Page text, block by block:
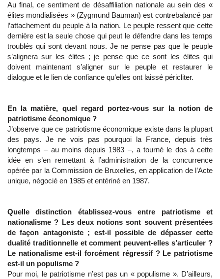
Au final, ce sentiment de désaffiliation nationale au sein des «
élites mondialisées » (Zygmund Bauman) est contrebalancé par
l’attachement du peuple à la nation. Le peuple ressent que cette
dernière est la seule chose qui peut le défendre dans les temps
troublés qui sont devant nous. Je ne pense pas que le peuple
s’alignera sur les élites ; je pense que ce sont les élites qui
doivent maintenant s’aligner sur le peuple et restaurer le
dialogue et le lien de confiance qu’elles ont laissé péricliter.
En la matière, quel regard portez-vous sur la notion de
patriotisme économique ?
J’observe que ce patriotisme économique existe dans la plupart
des pays. Je ne vois pas pourquoi la France, depuis très
longtemps – au moins depuis 1983 –, a tourné le dos à cette
idée en s’en remettant à l’administration de la concurrence
opérée par la Commission de Bruxelles, en application de l’Acte
unique, négocié en 1985 et entériné en 1987.
Quelle distinction établissez-vous entre patriotisme et
nationalisme ? Les deux notions sont souvent présentées
de façon antagoniste ; est-il possible de dépasser cette
dualité traditionnelle et comment peuvent-elles s’articuler ?
Le nationalisme est-il forcément régressif ? Le patriotisme
est-il un populisme ?
Pour moi, le patriotisme n’est pas un « populisme ». D’ailleurs,